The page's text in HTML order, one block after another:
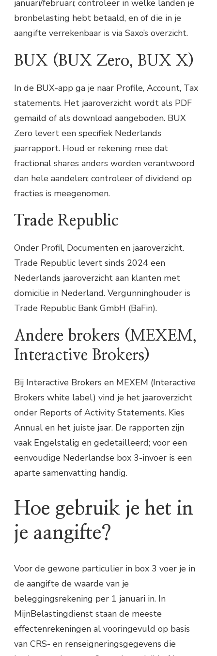
januari/februari; controleer in welke landen je
bronbelasting hebt betaald, en of die in je
aangifte verrekenbaar is via Saxo’s overzicht.
BUX (BUX Zero, BUX X)
In de BUX-app ga je naar Profile, Account, Tax
statements. Het jaaroverzicht wordt als PDF
gemaild of als download aangeboden. BUX
Zero levert een specifiek Nederlands
jaarrapport. Houd er rekening mee dat
fractional shares anders worden verantwoord
dan hele aandelen; controleer of dividend op
fracties is meegenomen.
Trade Republic
Onder Profil, Documenten en jaaroverzicht.
Trade Republic levert sinds 2024 een
Nederlands jaaroverzicht aan klanten met
domicilie in Nederland. Vergunninghouder is
Trade Republic Bank GmbH (BaFin).
Andere brokers (MEXEM,
Interactive Brokers)
Bij Interactive Brokers en MEXEM (Interactive
Brokers white label) vind je het jaaroverzicht
onder Reports of Activity Statements. Kies
Annual en het juiste jaar. De rapporten zijn
vaak Engelstalig en gedetailleerd; voor een
eenvoudige Nederlandse box 3-invoer is een
aparte samenvatting handig.
Hoe gebruik je het in
je aangifte?
Voor de gewone particulier in box 3 voer je in
de aangifte de waarde van je
beleggingsrekening per 1 januari in. In
MijnBelastingdienst staan de meeste
effectenrekeningen al vooringevuld op basis
van CRS- en renseigneringsgegevens die